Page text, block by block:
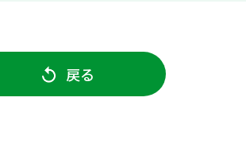
戻る